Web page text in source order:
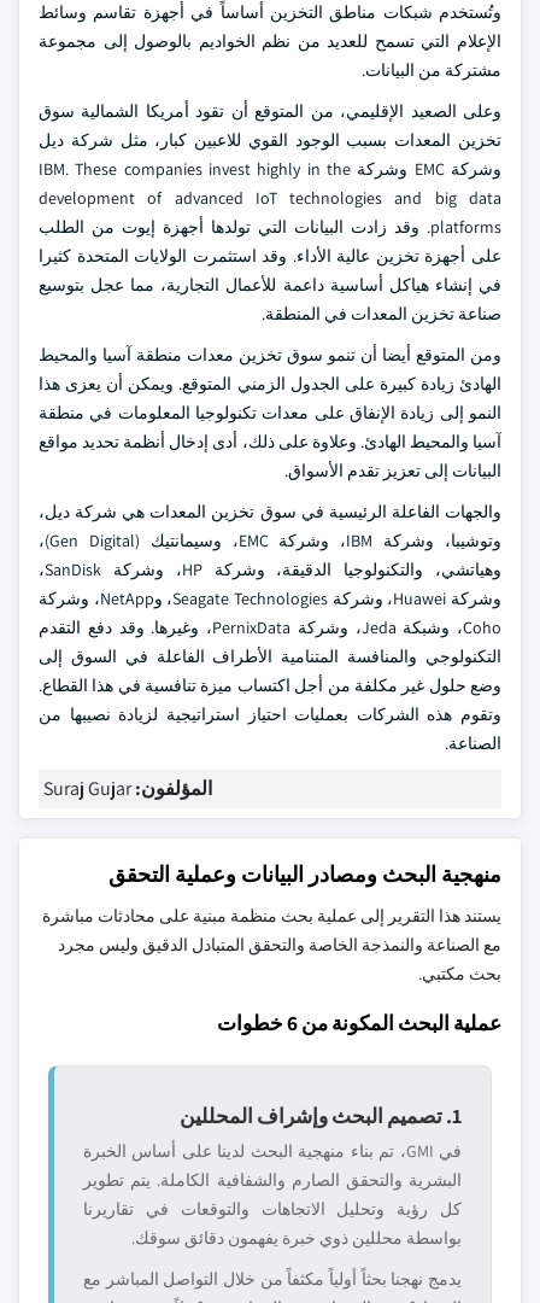
وتُستخدم شبكات مناطق التخزين أساساً في أجهزة تقاسم وسائط
الإعلام التي تسمح للعديد من نظم الخواديم بالوصول إلى مجموعة
مشتركة من البيانات.
وعلى الصعيد الإقليمي، من المتوقع أن تقود أمريكا الشمالية سوق
تخزين المعدات بسبب الوجود القوي للاعبين كبار، مثل شركة ديل
وشركة EMC وشركة IBM. These companies invest highly in the
development of advanced IoT technologies and big data
platforms. وقد زادت البيانات التي تولدها أجهزة إيوت من الطلب
على أجهزة تخزين عالية الأداء. وقد استثمرت الولايات المتحدة كثيرا
في إنشاء هياكل أساسية داعمة للأعمال التجارية، مما عجل بتوسيع
صناعة تخزين المعدات في المنطقة.
ومن المتوقع أيضا أن تنمو سوق تخزين معدات منطقة آسيا والمحيط
الهادئ زيادة كبيرة على الجدول الزمني المتوقع. ويمكن أن يعزى هذا
النمو إلى زيادة الإنفاق على معدات تكنولوجيا المعلومات في منطقة
آسيا والمحيط الهادئ. وعلاوة على ذلك، أدى إدخال أنظمة تحديد مواقع
البيانات إلى تعزيز تقدم الأسواق.
والجهات الفاعلة الرئيسية في سوق تخزين المعدات هي شركة ديل،
وتوشيبا، وشركة IBM، وشركة EMC، وسيمانتيك (Gen Digital)،
وهياتشي، والتكنولوجيا الدقيقة، وشركة HP، وشركة SanDisk،
وشركة Huawei، وشركة Seagate Technologies، وNetApp، وشركة
Coho، وشبكة Jeda، وشركة PernixData، وغيرها. وقد دفع التقدم
التكنولوجي والمنافسة المتنامية الأطراف الفاعلة في السوق إلى
وضع حلول غير مكلفة من أجل اكتساب ميزة تنافسية في هذا القطاع.
وتقوم هذه الشركات بعمليات احتياز استراتيجية لزيادة نصيبها من
الصناعة.
المؤلفون:Suraj Gujar
منهجية البحث ومصادر البيانات وعملية التحقق
يستند هذا التقرير إلى عملية بحث منظمة مبنية على محادثات مباشرة
مع الصناعة والنمذجة الخاصة والتحقق المتبادل الدقيق وليس مجرد
بحث مكتبي.
عملية البحث المكونة من 6 خطوات
1. تصميم البحث وإشراف المحللين
في GMI، تم بناء منهجية البحث لدينا على أساس الخبرة
البشرية والتحقق الصارم والشفافية الكاملة. يتم تطوير
كل رؤية وتحليل الاتجاهات والتوقعات في تقاريرنا
بواسطة محللين ذوي خبرة يفهمون دقائق سوقك.
يدمج نهجنا بحثاً أولياً مكثفاً من خلال التواصل المباشر مع